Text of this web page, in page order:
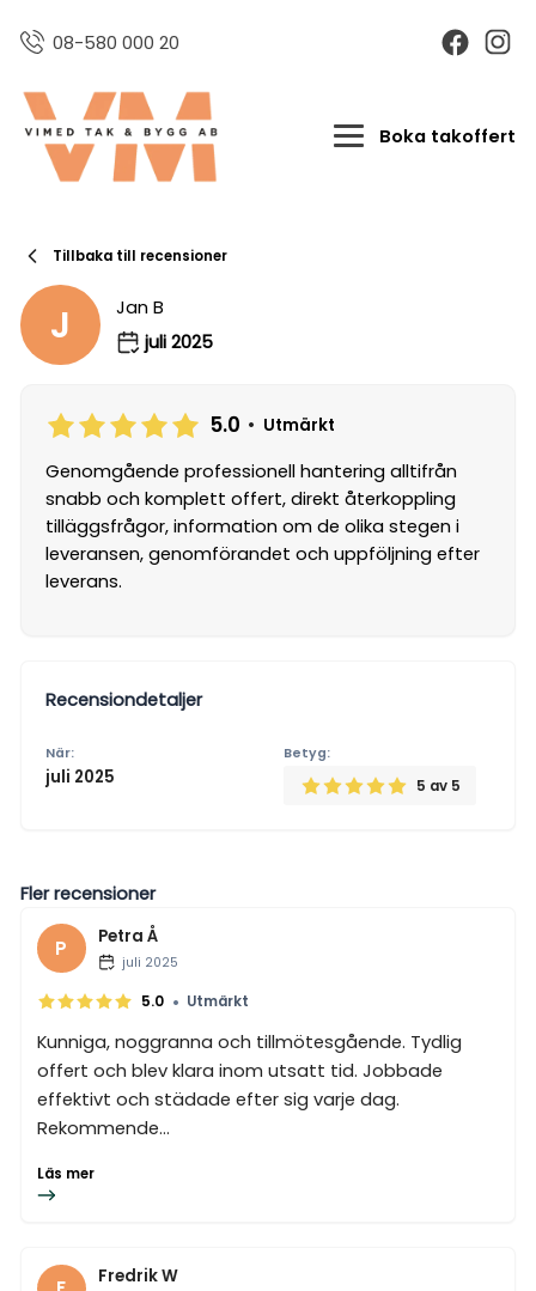
08-580 000 20
Boka takoffert
Tillbaka till recensioner
J
Jan B
juli 2025
5.0 • Utmärkt
Genomgående professionell hantering alltifrån
snabb och komplett offert, direkt återkoppling
tilläggsfrågor, information om de olika stegen i
leveransen, genomförandet och uppföljning efter
leverans.
Recensiondetaljer
När:
juli 2025
Betyg:
5 av 5
Fler recensioner
P Petra Å
juli 2025
5.0 • Utmärkt
Kunniga, noggranna och tillmötesgående. Tydlig
offert och blev klara inom utsatt tid. Jobbade
effektivt och städade efter sig varje dag.
Rekommende...
Läs mer
Fredrik W